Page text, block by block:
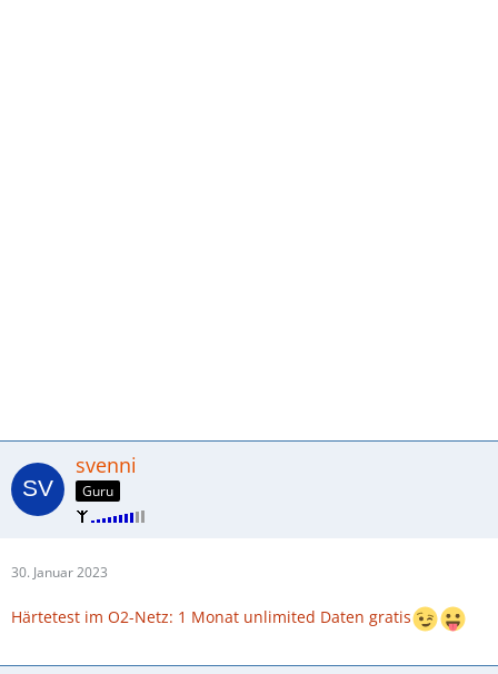
svenni
Guru
30. Januar 2023
Härtetest im O2-Netz: 1 Monat unlimited Daten gratis